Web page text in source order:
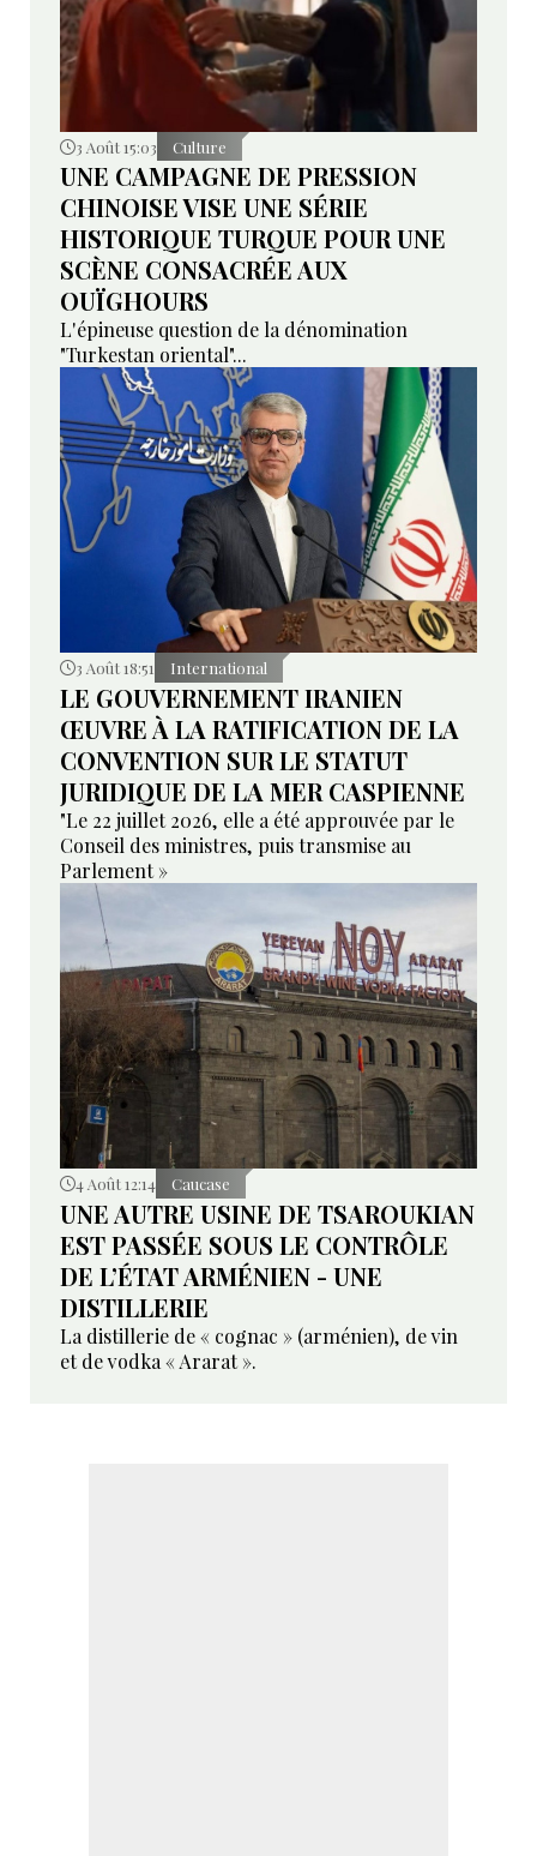
3 Août 15:03 Culture
UNE CAMPAGNE DE PRESSION
CHINOISE VISE UNE SÉRIE
HISTORIQUE TURQUE POUR UNE
SCÈNE CONSACRÉE AUX
OUÏGHOURS
L'épineuse question de la dénomination
"Turkestan oriental"...
3 Août 18:51 International
LE GOUVERNEMENT IRANIEN
ŒUVRE À LA RATIFICATION DE LA
CONVENTION SUR LE STATUT
JURIDIQUE DE LA MER CASPIENNE
"Le 22 juillet 2026, elle a été approuvée par le
Conseil des ministres, puis transmise au
Parlement »
4 Août 12:14 Caucase
UNE AUTRE USINE DE TSAROUKIAN
EST PASSÉE SOUS LE CONTRÔLE
DE L’ÉTAT ARMÉNIEN - UNE
DISTILLERIE
La distillerie de « cognac » (arménien), de vin
et de vodka « Ararat ».